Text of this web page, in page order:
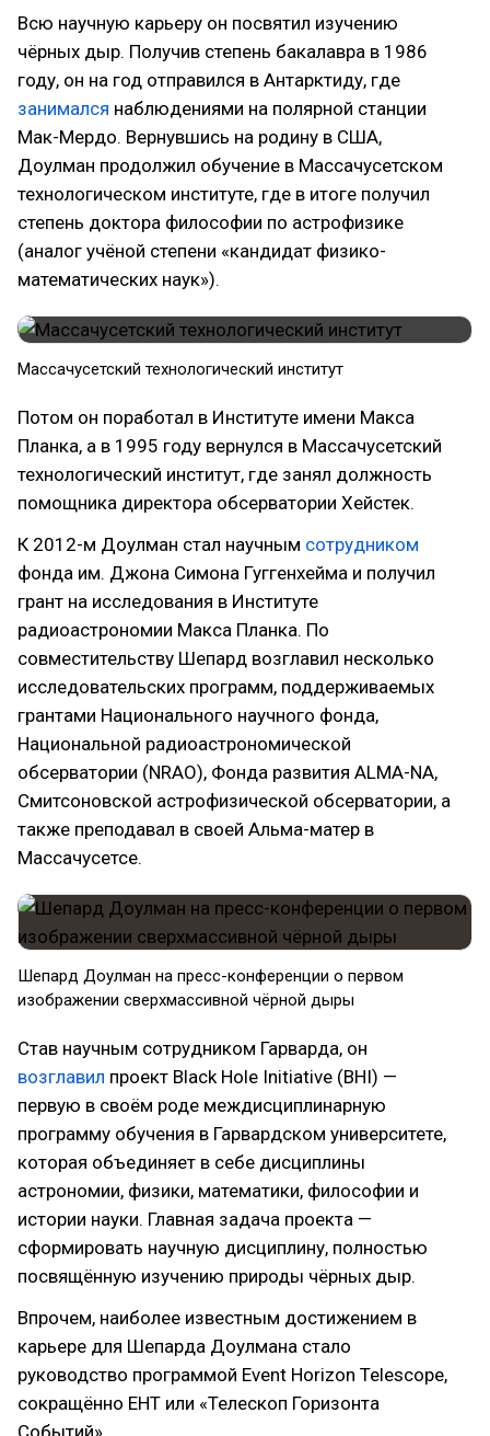
Всю научную карьеру он посвятил изучению
чёрных дыр. Получив степень бакалавра в 1986
году, он на год отправился в Антарктиду, где
занимался наблюдениями на полярной станции
Мак-Мердо. Вернувшись на родину в США,
Доулман продолжил обучение в Массачусетском
технологическом институте, где в итоге получил
степень доктора философии по астрофизике
(аналог учёной степени «кандидат физико-
математических наук»).
Массачусетский технологический институт
Потом он поработал в Институте имени Макса
Планка, а в 1995 году вернулся в Массачусетский
технологический институт, где занял должность
помощника директора обсерватории Хейстек.
К 2012-м Доулман стал научным сотрудником
фонда им. Джона Симона Гуггенхейма и получил
грант на исследования в Институте
радиоастрономии Макса Планка. По
совместительству Шепард возглавил несколько
исследовательских программ, поддерживаемых
грантами Национального научного фонда,
Национальной радиоастрономической
обсерватории (NRAO), Фонда развития ALMA-NA,
Смитсоновской астрофизической обсерватории, а
также преподавал в своей Альма-матер в
Массачусетсе.
Шепард Доулман на пресс-конференции о первом
изображении сверхмассивной чёрной дыры
Став научным сотрудником Гарварда, он
возглавил проект Black Hole Initiative (BHI) —
первую в своём роде междисциплинарную
программу обучения в Гарвардском университете,
которая объединяет в себе дисциплины
астрономии, физики, математики, философии и
истории науки. Главная задача проекта —
сформировать научную дисциплину, полностью
посвящённую изучению природы чёрных дыр.
Впрочем, наиболее известным достижением в
карьере для Шепарда Доулмана стало
руководство программой Event Horizon Telescope,
сокращённо ЕНТ или «Телескоп Горизонта
Событий».